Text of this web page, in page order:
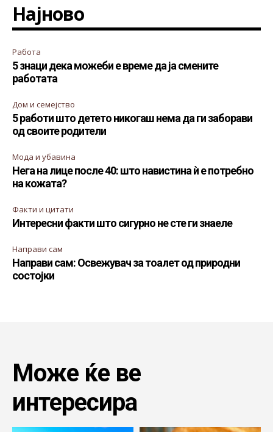
Најново
Работа
5 знаци дека можеби е време да ја смените
работата
Дом и семејство
5 работи што детето никогаш нема да ги заборави
од своите родители
Мода и убавина
Нега на лице после 40: што навистина ѝ е потребно
на кожата?
Факти и цитати
Интересни факти што сигурно не сте ги знаеле
Направи сам
Направи сам: Освежувач за тоалет од природни
состојки
Може ќе ве
интересира